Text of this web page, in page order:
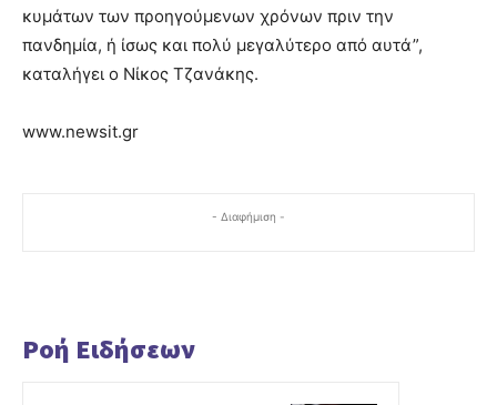
κυμάτων των προηγούμενων χρόνων πριν την
πανδημία, ή ίσως και πολύ μεγαλύτερο από αυτά”,
καταλήγει ο Νίκος Τζανάκης.
www.newsit.gr
- Διαφήμιση -
Ροή Ειδήσεων